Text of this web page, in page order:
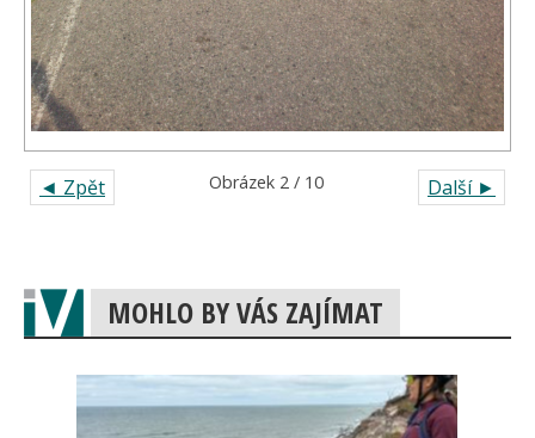
◄ Zpět Další ►
Obrázek 2 / 10
MOHLO BY VÁS ZAJÍMAT